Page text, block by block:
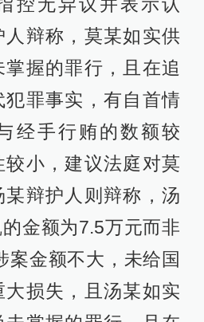
控无异议并表示认
辩称，莫某如实供
握的罪行，且在追
罪事实，有自首情
经手行贿的数额较
小，建议法庭对莫
辩护人则辩称，汤
金额为7.5万元而非
案金额不大，未给国
损失，且汤某如实